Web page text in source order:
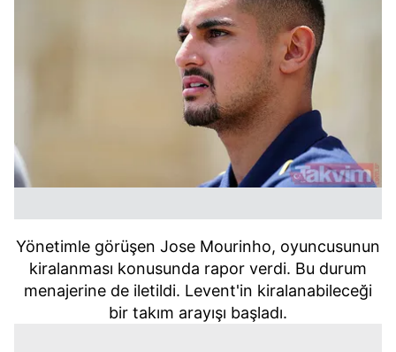
Yönetimle görüşen Jose Mourinho, oyuncusunun
kiralanması konusunda rapor verdi. Bu durum
menajerine de iletildi. Levent'in kiralanabileceği
bir takım arayışı başladı.